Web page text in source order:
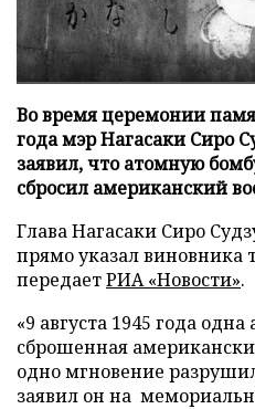
Во время церемонии
года мэр Нагасаки Сиро
заявил, что атомную
сбросил американский
Глава Нагасаки Сиро
прямо указал виновника
передаетРИА «Новости».
«9 августа 1945 года
сброшенная
одно мгновение
заявил он на